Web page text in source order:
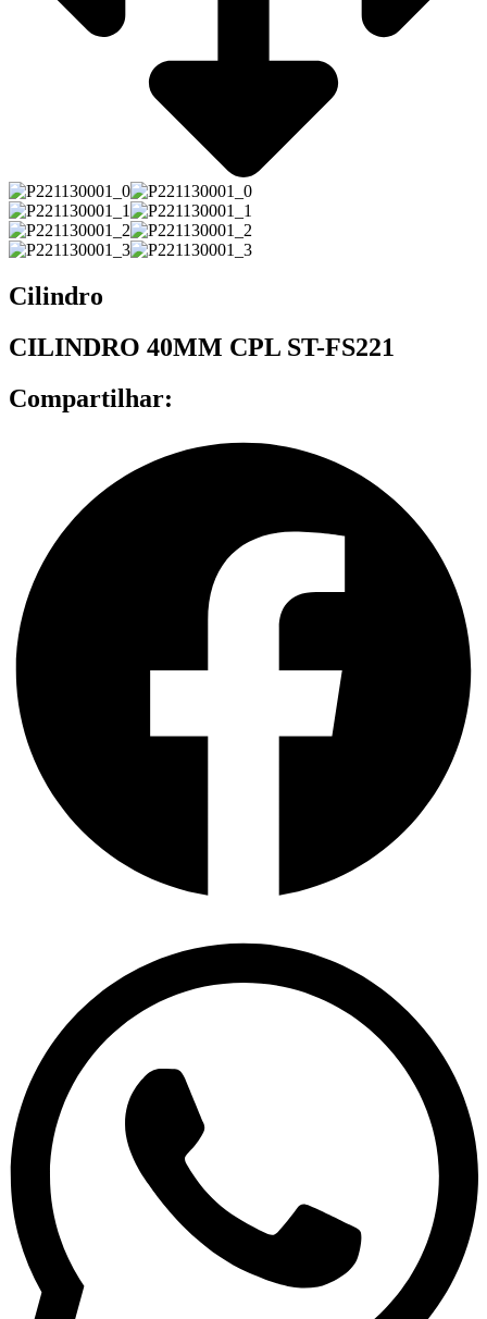
Cilindro
CILINDRO 40MM CPL ST-FS221
Compartilhar: